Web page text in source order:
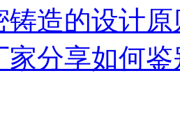
铸造的设计原
家分享如何